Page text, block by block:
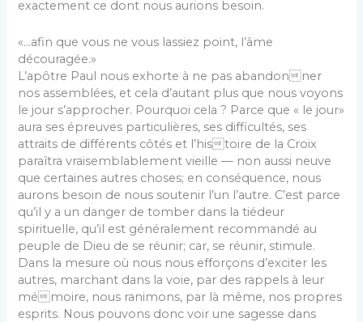
exactement ce dont nous aurions besoin.
«…afin que vous ne vous lassiez point, l’âme
découragée.»
L’apôtre Paul nous exhorte à ne pas abandonner
nos assemblées, et cela d’autant plus que nous voyons
le jour s’approcher. Pourquoi cela ? Parce que « le jour»
aura ses épreuves particulières, ses difficultés, ses
attraits de différents côtés et l’histoire de la Croix
paraîtra vraisemblablement vieille — non aussi neuve
que certaines autres choses; en conséquence, nous
aurons besoin de nous soutenir l’un l’autre. C’est parce
qu’il y a un danger de tomber dans la tiédeur
spirituelle, qu’il est généralement recommandé au
peuple de Dieu de se réunir; car, se réunir, stimule.
Dans la mesure où nous nous efforçons d’exciter les
autres, marchant dans la voie, par des rappels à leur
mémoire, nous ranimons, par là même, nos propres
esprits. Nous pouvons donc voir une sagesse dans